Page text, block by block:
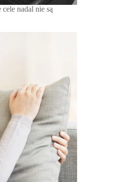
cele nadal nie są